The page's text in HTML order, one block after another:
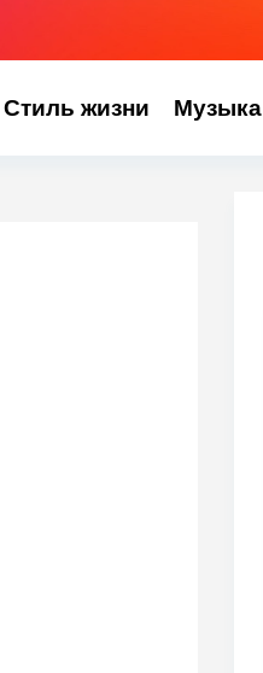
Стиль жизни Музыка